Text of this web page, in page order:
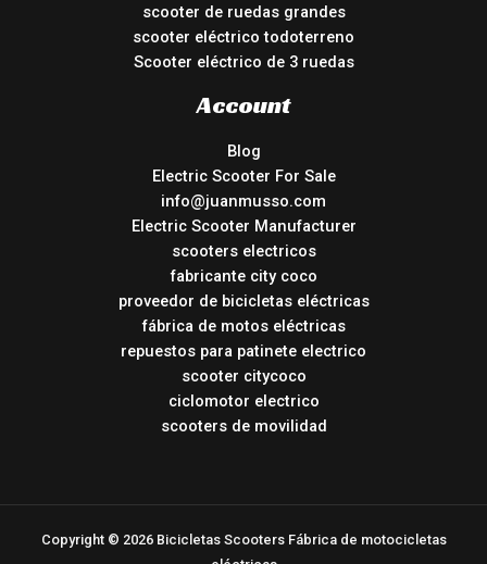
scooter de ruedas grandes
scooter eléctrico todoterreno
Scooter eléctrico de 3 ruedas
Account
Blog
Electric Scooter For Sale
info@juanmusso.com
Electric Scooter Manufacturer
scooters electricos
fabricante city coco
proveedor de bicicletas eléctricas
fábrica de motos eléctricas
repuestos para patinete electrico
scooter citycoco
ciclomotor electrico
scooters de movilidad
Copyright © 2026 Bicicletas Scooters Fábrica de motocicletas